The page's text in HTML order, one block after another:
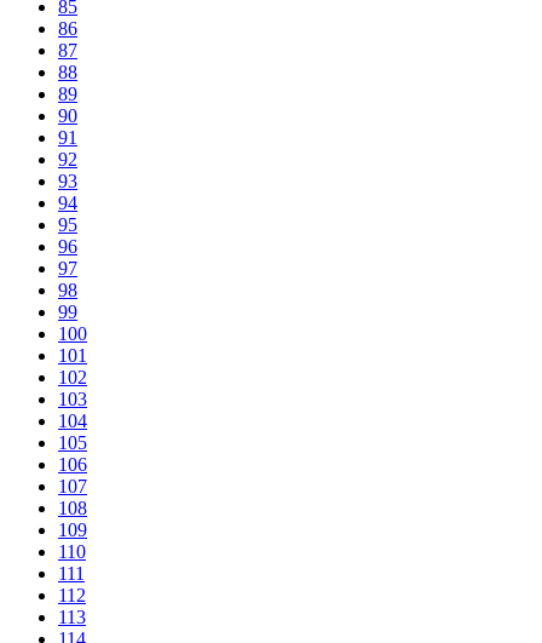
85
86
87
88
89
90
91
92
93
94
95
96
97
98
99
100
101
102
103
104
105
106
107
108
109
110
111
112
113
114